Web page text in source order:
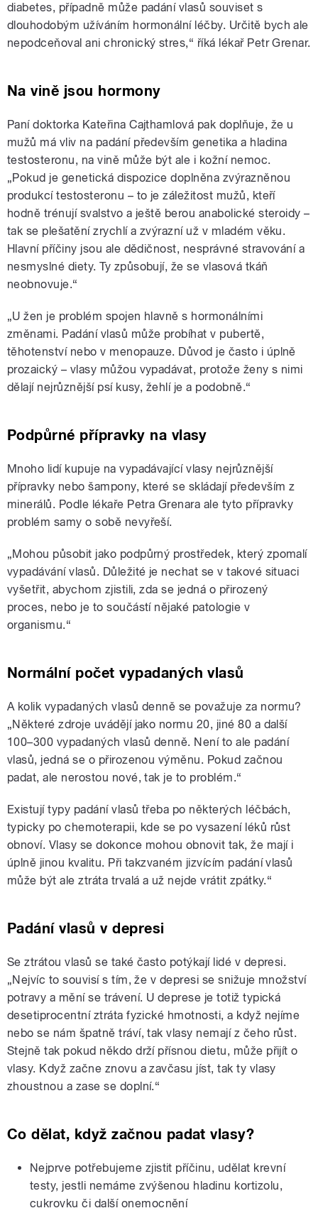
diabetes, případně může padání vlasů souviset s
dlouhodobým užíváním hormonální léčby. Určitě bych ale
nepodceňoval ani chronický stres,“ říká lékař Petr Grenar.
Na vině jsou hormony
Paní doktorka Kateřina Cajthamlová pak doplňuje, že u
mužů má vliv na padání především genetika a hladina
testosteronu, na vině může být ale i kožní nemoc.
„Pokud je genetická dispozice doplněna zvýrazněnou
produkcí testosteronu – to je záležitost mužů, kteří
hodně trénují svalstvo a ještě berou anabolické steroidy –
tak se plešatění zrychlí a zvýrazní už v mladém věku.
Hlavní příčiny jsou ale dědičnost, nesprávné stravování a
nesmyslné diety. Ty způsobují, že se vlasová tkáň
neobnovuje.“
„U žen je problém spojen hlavně s hormonálními
změnami. Padání vlasů může probíhat v pubertě,
těhotenství nebo v menopauze. Důvod je často i úplně
prozaický – vlasy můžou vypadávat, protože ženy s nimi
dělají nejrůznější psí kusy, žehlí je a podobně.“
Podpůrné přípravky na vlasy
Mnoho lidí kupuje na vypadávající vlasy nejrůznější
přípravky nebo šampony, které se skládají především z
minerálů. Podle lékaře Petra Grenara ale tyto přípravky
problém samy o sobě nevyřeší.
„Mohou působit jako podpůrný prostředek, který zpomalí
vypadávání vlasů. Důležité je nechat se v takové situaci
vyšetřit, abychom zjistili, zda se jedná o přirozený
proces, nebo je to součástí nějaké patologie v
organismu.“
Normální počet vypadaných vlasů
A kolik vypadaných vlasů denně se považuje za normu?
„Některé zdroje uvádějí jako normu 20, jiné 80 a další
100–300 vypadaných vlasů denně. Není to ale padání
vlasů, jedná se o přirozenou výměnu. Pokud začnou
padat, ale nerostou nové, tak je to problém.“
Existují typy padání vlasů třeba po některých léčbách,
typicky po chemoterapii, kde se po vysazení léků růst
obnoví. Vlasy se dokonce mohou obnovit tak, že mají i
úplně jinou kvalitu. Při takzvaném jizvícím padání vlasů
může být ale ztráta trvalá a už nejde vrátit zpátky.“
Padání vlasů v depresi
Se ztrátou vlasů se také často potýkají lidé v depresi.
„Nejvíc to souvisí s tím, že v depresi se snižuje množství
potravy a mění se trávení. U deprese je totiž typická
desetiprocentní ztráta fyzické hmotnosti, a když nejíme
nebo se nám špatně tráví, tak vlasy nemají z čeho růst.
Stejně tak pokud někdo drží přísnou dietu, může přijít o
vlasy. Když začne znovu a zavčasu jíst, tak ty vlasy
zhoustnou a zase se doplní.“
Co dělat, když začnou padat vlasy?
Nejprve potřebujeme zjistit příčinu, udělat krevní
testy, jestli nemáme zvýšenou hladinu kortizolu,
cukrovku či další onemocnění